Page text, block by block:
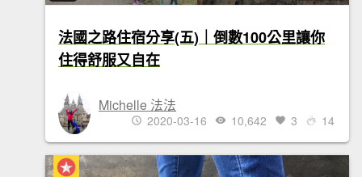
法國之路住宿分享(五)｜倒數100公里讓你
住得舒服又自在
Michelle 法法
2020-03-16 10,642 3 14